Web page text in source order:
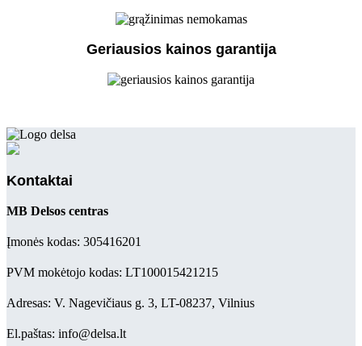
Geriausios kainos garantija
Kontaktai
MB Delsos centras
Įmonės kodas: 305416201
PVM mokėtojo kodas: LT100015421215
Adresas: V. Nagevičiaus g. 3, LT-08237, Vilnius
El.paštas: info@delsa.lt